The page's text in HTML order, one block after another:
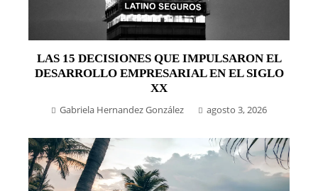
LAS 15 DECISIONES QUE IMPULSARON EL
DESARROLLO EMPRESARIAL EN EL SIGLO
XX
Gabriela Hernandez González agosto 3, 2026